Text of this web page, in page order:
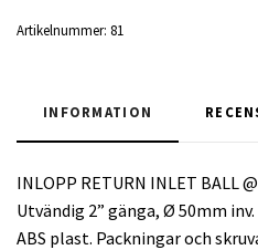
Artikelnummer: 81
INFORMATION
INLOPP RETURN INLET BALL
Utvändig 2” gänga, Ø 50mm
ABS plast. Packningar och